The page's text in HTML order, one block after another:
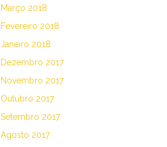
Março 2018
Fevereiro 2018
Janeiro 2018
Dezembro 2017
Novembro 2017
Outubro 2017
Setembro 2017
Agosto 2017